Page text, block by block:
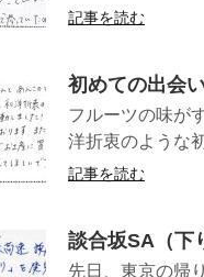
記事を読む
初めての出会
フルーツの味が
洋折衷のような
記事を読む
談合坂SA（下
先日、東京の帰